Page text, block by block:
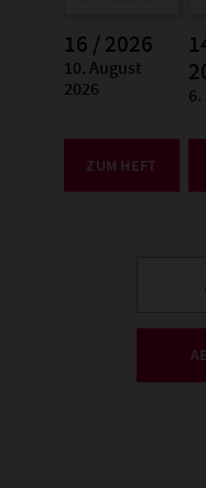
16 / 2026
:
10. August
2026
ZUM HEFT
:
6.